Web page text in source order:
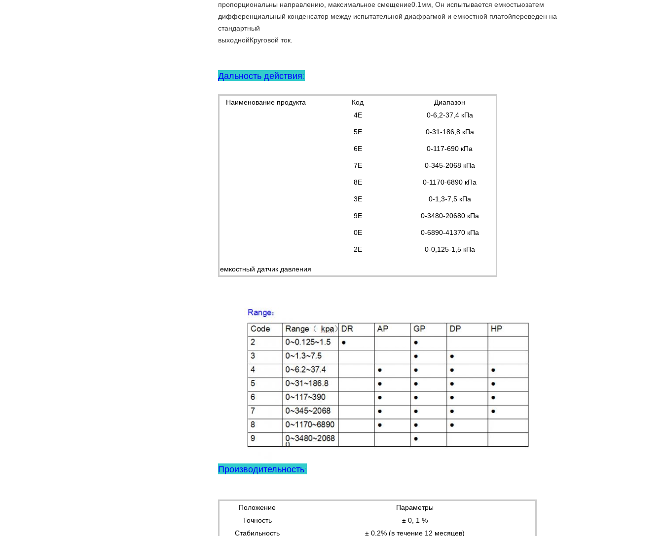
пропорциональны направлению, максимальное смещение0.1мм, Он испытывается емкостьюзатем
дифференциальный конденсатор между испытательной диафрагмой и емкостной платойпереведен на
стандартный
выходнойКруговой ток.
Дальность действия:
Наименование продукта Код Диапазон
емкостный датчик давления
4E 0-6,2-37,4 кПа
5E 0-31-186,8 кПа
6E 0-117-690 кПа
7E 0-345-2068 кПа
8E 0-1170-6890 кПа
3E 0-1,3-7,5 кПа
9E 0-3480-20680 кПа
0E 0-6890-41370 кПа
2E 0-0,125-1,5 кПа
Производительность:
Положение
Параметры
Точность
± 0, 1 %
Стабильность
± 0,2% (в течение 12 месяцев)